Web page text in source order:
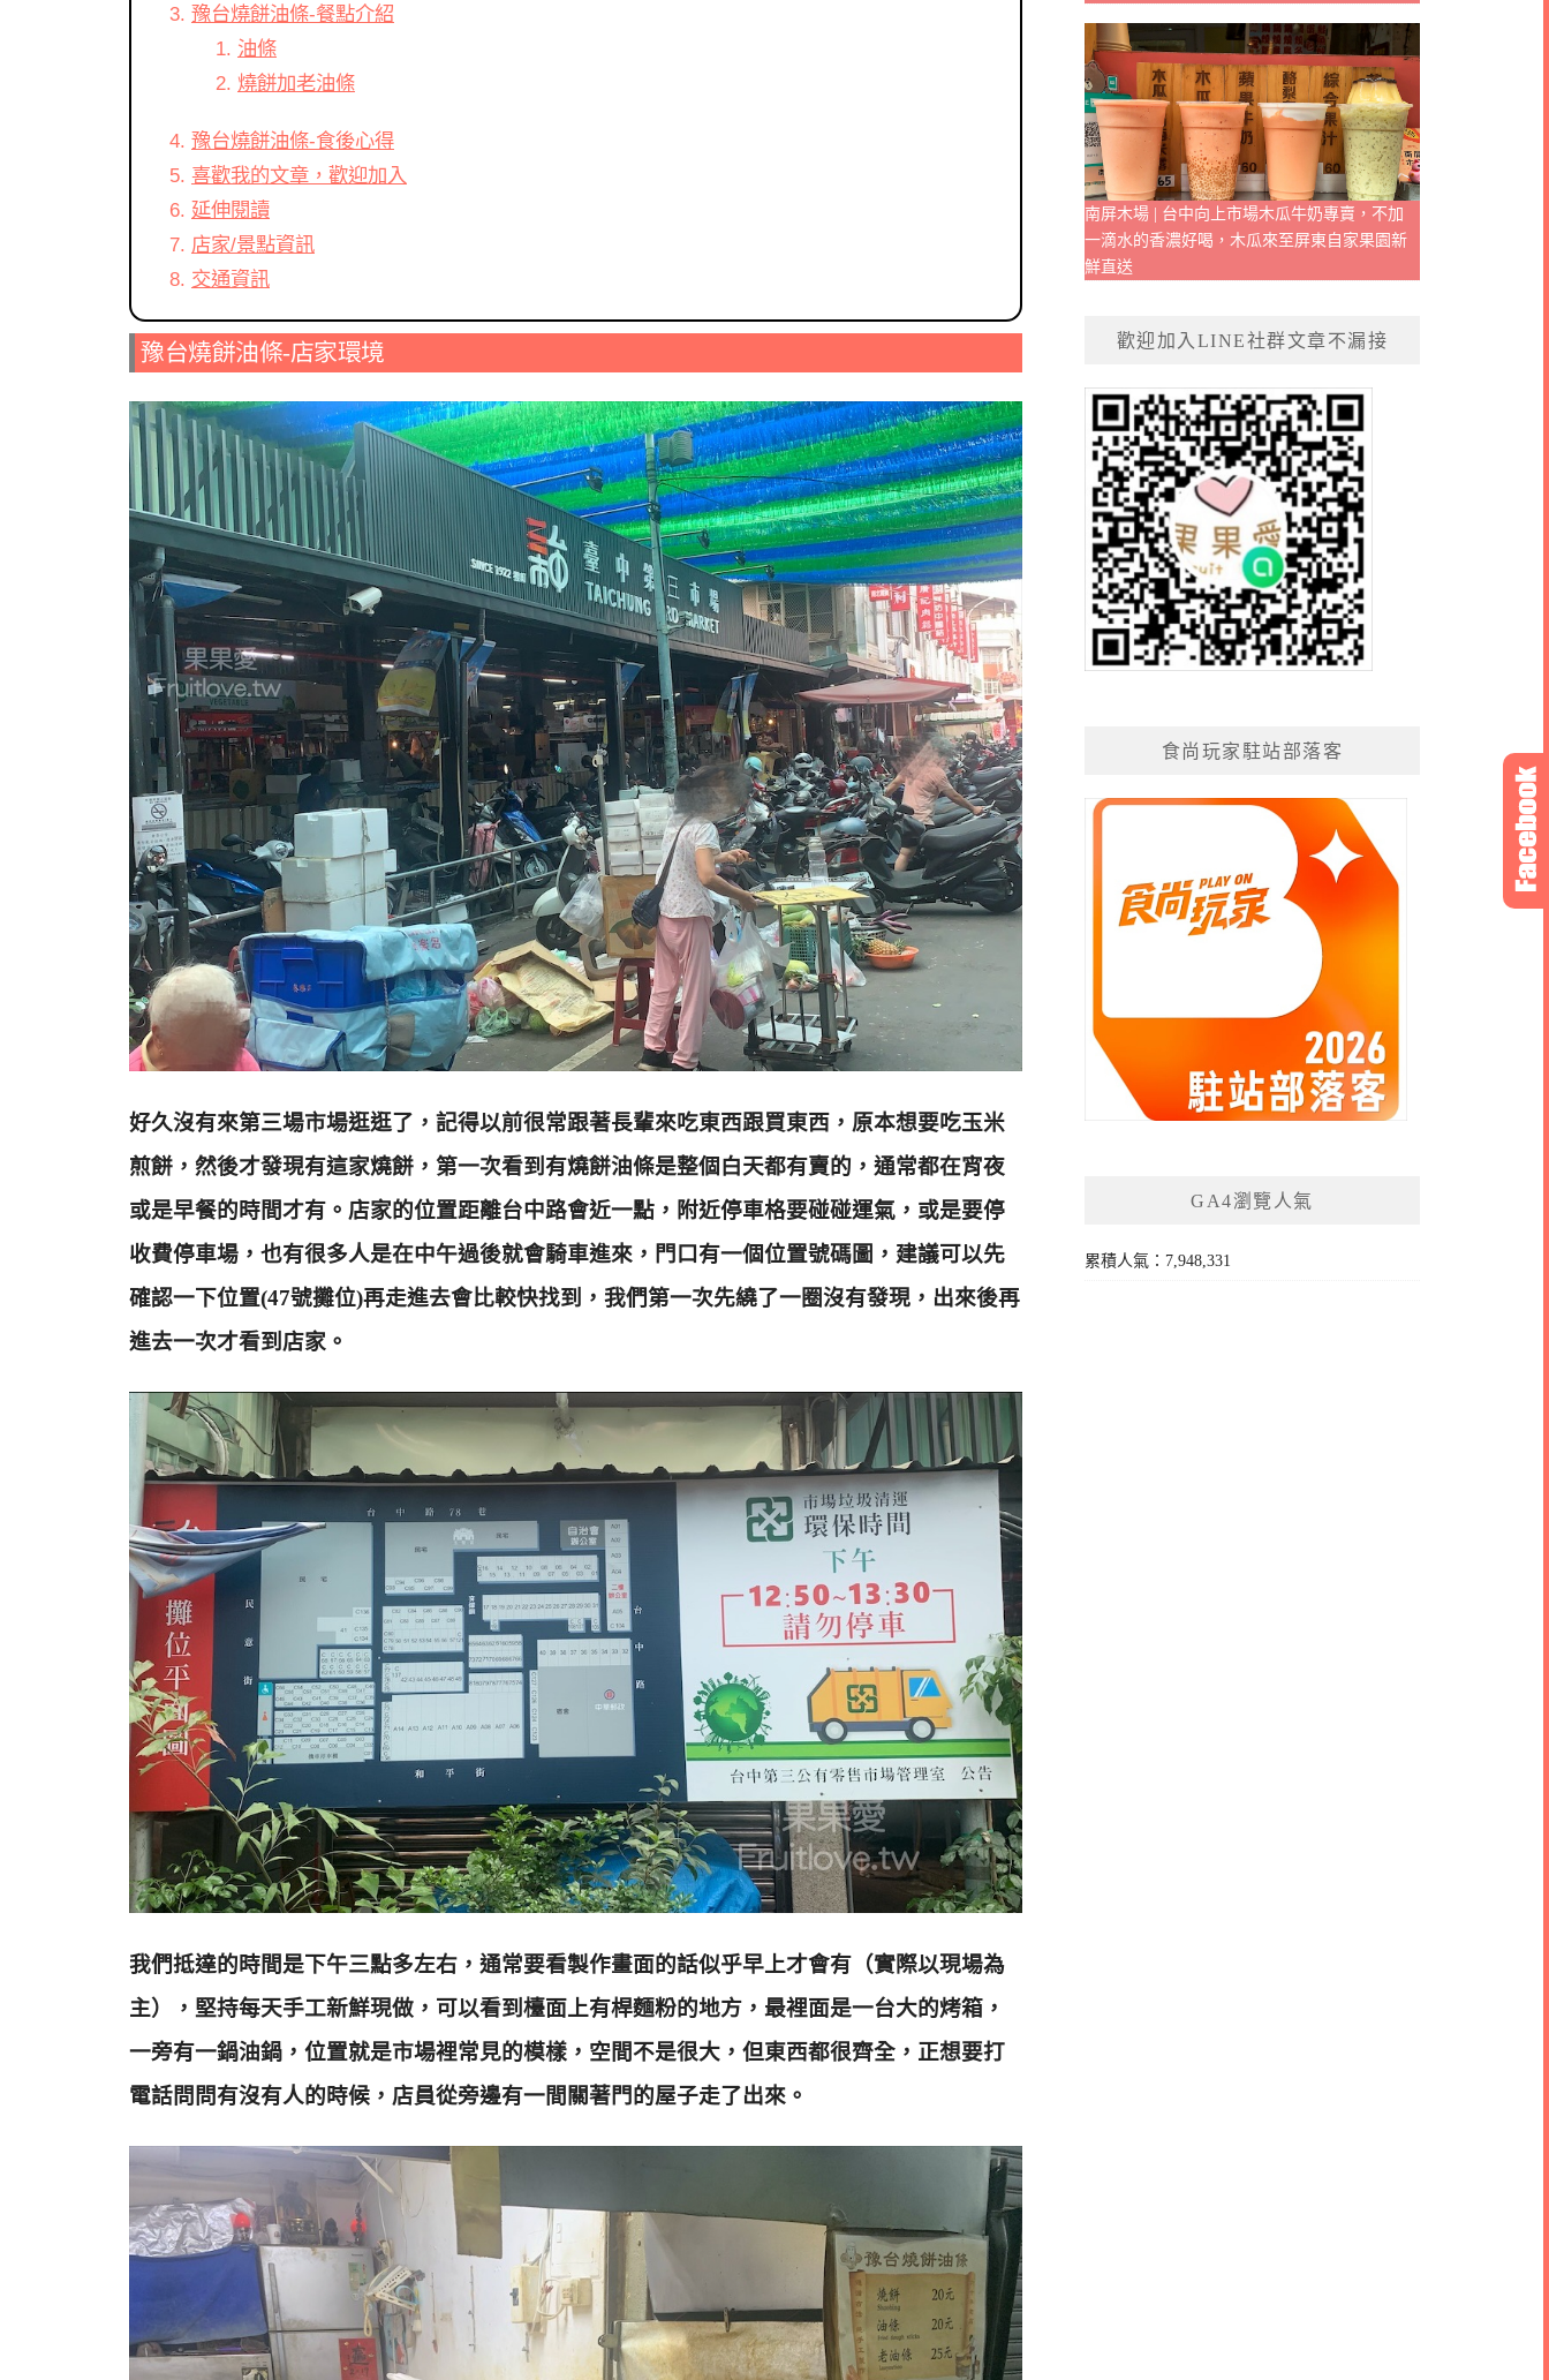
豫台燒餅油條-餐點介紹
油條
燒餅加老油條
豫台燒餅油條-食後心得
喜歡我的文章，歡迎加入
延伸閱讀
店家/景點資訊
交通資訊
豫台燒餅油條-店家環境
好久沒有來第三場市場逛逛了，記得以前很常跟著長輩來吃東西跟買東西，原本想要吃玉米
煎餅，然後才發現有這家燒餅，第一次看到有燒餅油條是整個白天都有賣的，通常都在宵夜
或是早餐的時間才有 。店家的位置距離台中路會近一點，附近停車格要碰碰運氣，或是要停
收費停車場，也有很多人是在中午過後就會騎車進來，門口有一個位置號碼圖，建議可以先
確認一下位置(47號攤位)再走進去會比較快找到，我們第一次先繞了一圈沒有發現，出來後再
進去一次才看到店家。
我們抵達的時間是下午三點多左右，通常要看製作畫面的話似乎早上才會有（實際以現場為
主），堅持每天手工新鮮現做，可以看到檯面上有桿麵粉的地方，最裡面是一台大的烤箱，
一旁有一鍋油鍋，位置就是市場裡常見的模樣，空間不是很大，但東西都很齊全，正想要打
電話問問有沒有人的時候，店員從旁邊有一間關著門的屋子走了出來。
南屏木場 | 台中向上市場木瓜牛奶專賣，不加
一滴水的香濃好喝，木瓜來至屏東自家果園新
鮮直送
歡迎加入LINE社群文章不漏接
食尚玩家駐站部落客
GA4瀏覽人氣
累積人氣：7,948,331